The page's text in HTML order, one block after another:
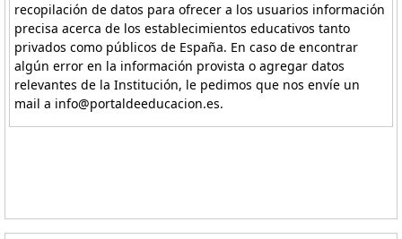
recopilación de datos para ofrecer a los usuarios información
precisa acerca de los establecimientos educativos tanto
privados como públicos de España. En caso de encontrar
algún error en la información provista o agregar datos
relevantes de la Institución, le pedimos que nos envíe un
mail a info@portaldeeducacion.es.